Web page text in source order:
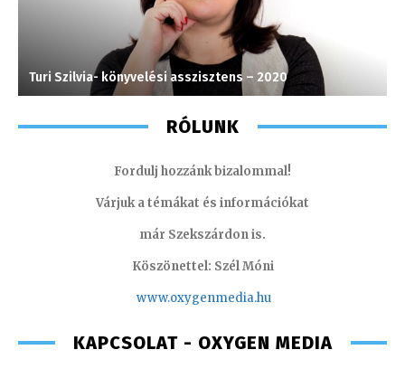
Turi Szilvia- könyvelési asszisztens – 2020
RÓLUNK
Fordulj hozzánk bizalommal!
Várjuk a témákat és információkat
már Szekszárdon is.
Köszönettel: Szél Móni
www.oxygenmedia.hu
KAPCSOLAT - OXYGEN MEDIA